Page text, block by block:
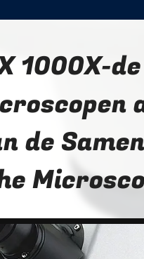
1000X-de
de